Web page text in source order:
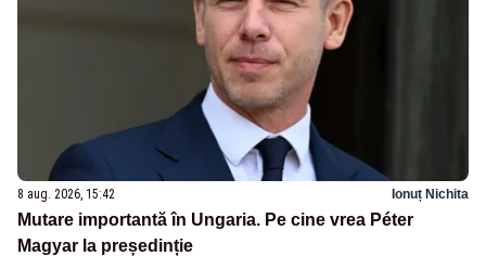
8 aug. 2026, 15:42 Ionuț Nichita
Mutare importantă în Ungaria. Pe cine vrea Péter
Magyar la președinție